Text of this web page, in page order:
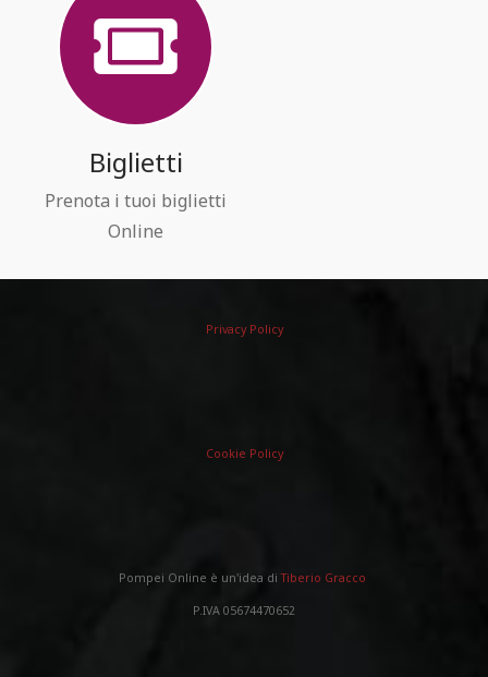
Biglietti
Prenota i tuoi biglietti
Online
Privacy Policy
Cookie Policy
Pompei Online è un'idea diTiberio Gracco
P.IVA 05674470652